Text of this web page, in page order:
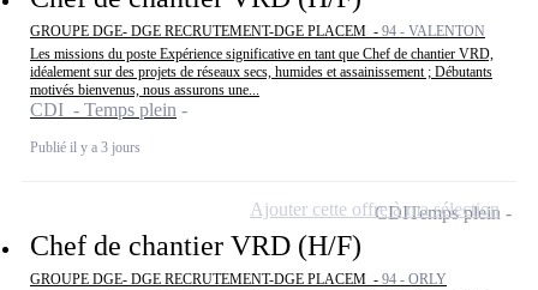
GROUPE DGE- DGE RECRUTEMENT-DGE PLACEM - 94 - VALENTON
Les missions du poste Expérience significative en tant que Chef de chantier VRD,
idéalement sur des projets de réseaux secs, humides et assainissement ; Débutants
motivés bienvenus, nous assurons une...
CDI - Temps plein
Publié il y a 3 jours
Chef de chantier VRD (H/F)
GROUPE DGE- DGE RECRUTEMENT-DGE PLACEM - 94 - ORLY
CDITemps plein
Ajouter cette offre à ma sélection